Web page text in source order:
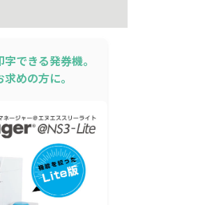
できる発券機。
めの方に。